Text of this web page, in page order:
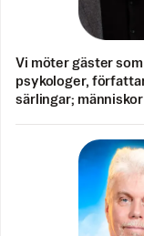
Vi möter gäster
psykologer,
särlingar;